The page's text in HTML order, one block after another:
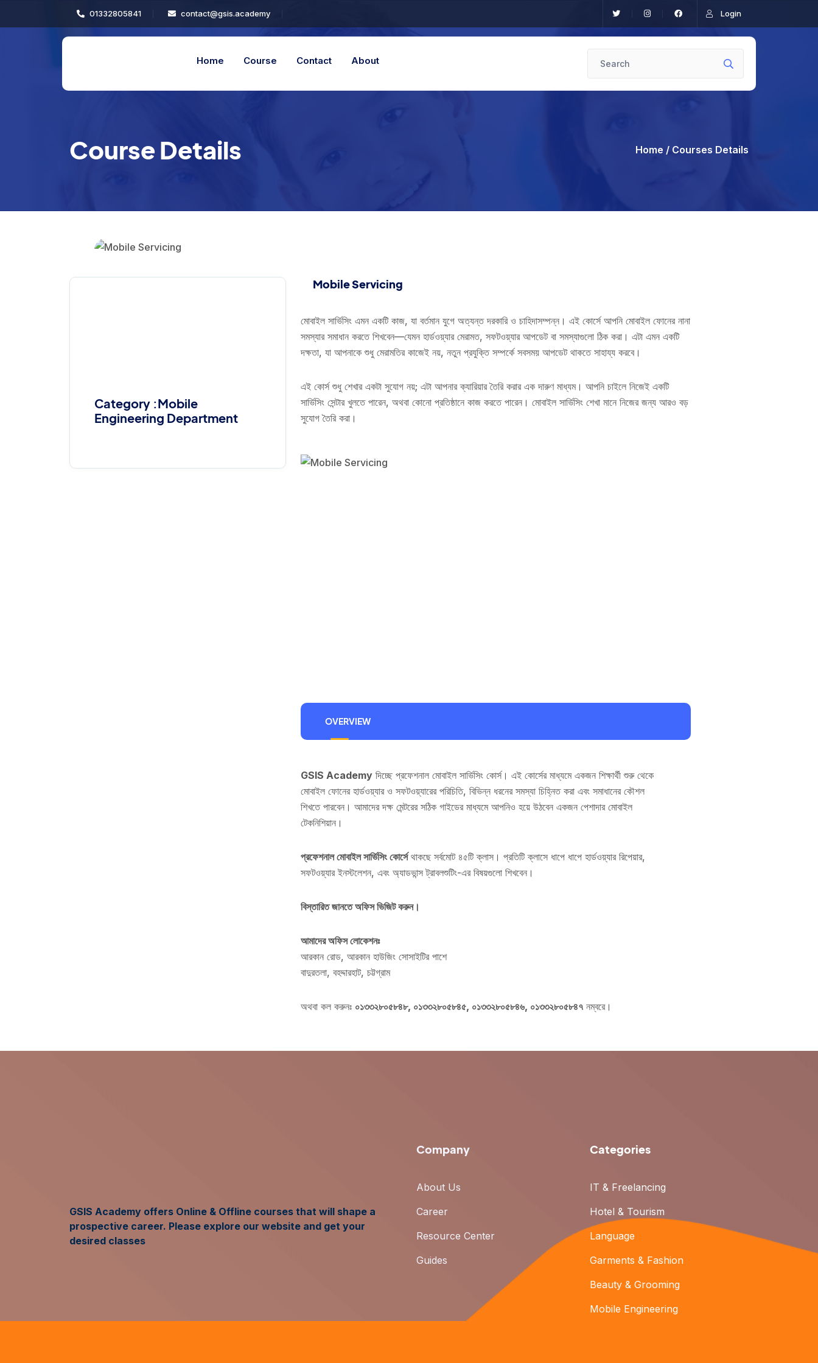
01332805841 contact@gsis.academy Login
Home Course Contact About
Course Details Home / Courses Details
Category :Mobile
Engineering Department
Mobile Servicing
মোবাইল সার্ভিসিং এমন একটি কাজ, যা বর্তমান যুগে অত্যন্ত দরকারি ও চাহিদাসম্পন্ন। এই কোর্সে আপনি মোবাইল ফোনের নানা
সমস্যার সমাধান করতে শিখবেন—যেমন হার্ডওয়্যার মেরামত, সফটওয়্যার আপডেট বা সমস্যাগুলো ঠিক করা। এটা এমন একটি
দক্ষতা, যা আপনাকে শুধু মেরামতির কাজেই নয়, নতুন প্রযুক্তি সম্পর্কে সবসময় আপডেট থাকতে সাহায্য করবে।
এই কোর্স শুধু শেখার একটা সুযোগ নয়; এটা আপনার ক্যারিয়ার তৈরি করার এক দারুণ মাধ্যম। আপনি চাইলে নিজেই একটি
সার্ভিসিং সেন্টার খুলতে পারেন, অথবা কোনো প্রতিষ্ঠানে কাজ করতে পারেন। মোবাইল সার্ভিসিং শেখা মানে নিজের জন্য আরও বড়
সুযোগ তৈরি করা।
OVERVIEW
GSIS Academy দিচ্ছে প্রফেশনাল মোবাইল সার্ভিসিং কোর্স। এই কোর্সের মাধ্যমে একজন শিক্ষার্থী শুরু থেকে
মোবাইল ফোনের হার্ডওয়্যার ও সফটওয়্যারের পরিচিতি, বিভিন্ন ধরনের সমস্যা চিহ্নিত করা এবং সমাধানের কৌশল
শিখতে পারবেন। আমাদের দক্ষ মেন্টরের সঠিক গাইডের মাধ্যমে আপনিও হয়ে উঠবেন একজন পেশাদার মোবাইল
টেকনিশিয়ান।
প্রফেশনাল মোবাইল সার্ভিসিং কোর্সেথাকছে সর্বমোট ৪৫টি ক্লাস। প্রতিটি ক্লাসে ধাপে ধাপে হার্ডওয়্যার রিপেয়ার,
সফটওয়্যার ইনস্টলেশন, এবং অ্যাডভান্স ট্রাবলশুটিং-এর বিষয়গুলো শিখবেন।
বিস্তারিত জানতে অফিস ভিজিট করুন।
আমাদের অফিস লোকেশনঃ
আরকান রোড, আরকান হাউজিং সোসাইটির পাশে
বাদুরতলা, বহদ্দারহাট, চট্টগ্রাম
অথবা কল করুনঃ ০১৩৩২৮০৫৮৪৮, ০১৩৩২৮০৫৮৪৫, ০১৩৩২৮০৫৮৪৬, ০১৩৩২৮০৫৮৪৭ নম্বরে।
GSIS Academy offers Online & Offline courses that will shape a
prospective career. Please explore our website and get your
desired classes
Company
About Us
Career
Resource Center
Guides
Categories
IT & Freelancing
Hotel & Tourism
Language
Garments & Fashion
Beauty & Grooming
Mobile Engineering